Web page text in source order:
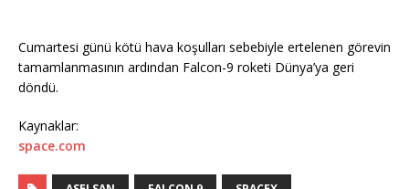
Cumartesi günü kötü hava koşulları sebebiyle ertelenen görevin
tamamlanmasının ardından Falcon-9 roketi Dünya’ya geri
döndü.
Kaynaklar:
space.com